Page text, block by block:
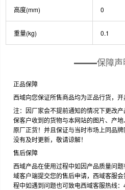
高度(mm) 0
重量(kg) 0.1
保障声
正品保障
西域向您保证所售商品均为正品行货，开
注：因厂家会不提前通知的情况下更改
保客户收到的货物与本网站的图片、产
原厂正货！并且保证与当时市场上同品
没有及时更新，敬请谅解！
售后保障
西域产品在使用过程中如因产品质量问
域客户端提交您的售后申请，西域客服
程中如遇到问题也可致电西域客服热线